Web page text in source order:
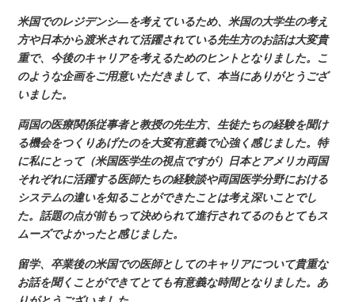
米国でのレジデンシ―を考えているため、米国の大学生の考え
方や日本から渡米されて活躍されている先生方のお話は大変貴
重で、今後のキャリアを考えるためのヒントとなりました。こ
のような企画をご用意いただきまして、本当にありがとうござ
いました。
両国の医療関係従事者と教授の先生方、生徒たちの経験を聞け
る機会をつくりあげたのを大変有意義で心強く感じました。特
に私にとって（米国医学生の視点ですが）日本とアメリカ両国
それぞれに活躍する医師たちの経験談や両国医学分野における
システムの違いを知ることができたことは考え深いことでし
た。話題の点が前もって決められて進行されてるのもとてもス
ムーズでよかったと感じました。
留学、卒業後の米国での医師としてのキャリアについて貴重な
お話を聞くことができてとても有意義な時間となりました。あ